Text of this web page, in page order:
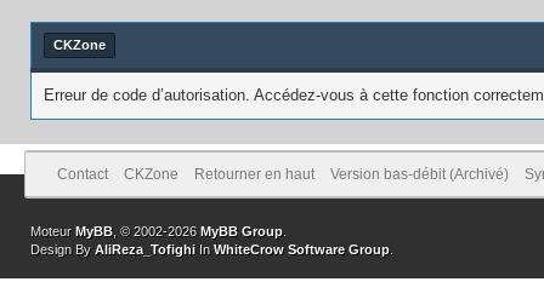
CKZone
Erreur de code d’autorisation. Accédez-vous à cette fonction
Contact CKZone Retourner en haut Version bas-débit (Archivé)
Moteur MyBB , © 2002-2026MyBB Group
Design By AliReza_Tofighi In WhiteCrow Software Group